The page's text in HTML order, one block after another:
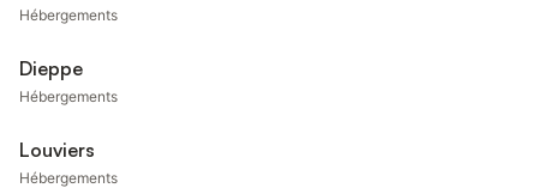
Hébergements
Dieppe
Hébergements
Louviers
Hébergements